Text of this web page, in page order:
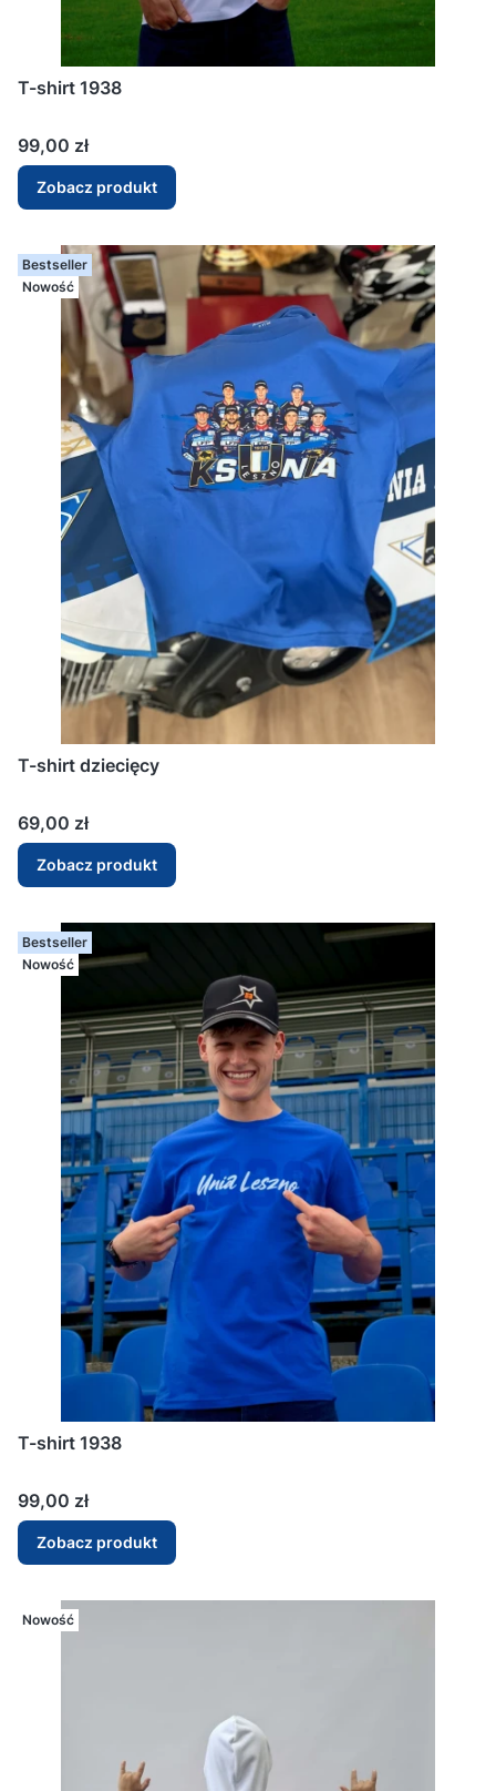
T-shirt 1938
Cena
99,00 zł
Zobacz produkt
Bestseller
Nowość
T-shirt dziecięcy
Cena
69,00 zł
Zobacz produkt
Bestseller
Nowość
T-shirt 1938
Cena
99,00 zł
Zobacz produkt
Nowość